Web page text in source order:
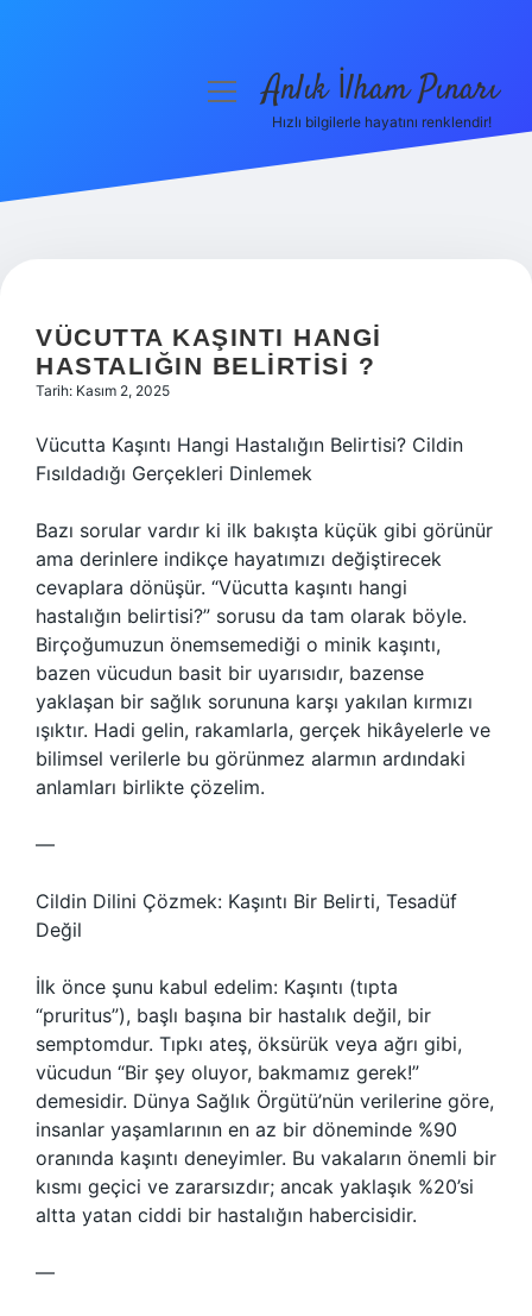
Hakkımızda
menüyüAnlık İlham Pınarı
Hızlı bilgilerle hayatını renklendir!
VÜCUTTA KAŞINTI HANGI
HASTALIĞIN BELIRTISI ?
Tarih: Kasım 2, 2025
Vücutta Kaşıntı Hangi Hastalığın Belirtisi? Cildin
Fısıldadığı Gerçekleri Dinlemek
Bazı sorular vardır ki ilk bakışta küçük gibi görünür
ama derinlere indikçe hayatımızı değiştirecek
cevaplara dönüşür. “Vücutta kaşıntı hangi
hastalığın belirtisi?” sorusu da tam olarak böyle.
Birçoğumuzun önemsemediği o minik kaşıntı,
bazen vücudun basit bir uyarısıdır, bazense
yaklaşan bir sağlık sorununa karşı yakılan kırmızı
ışıktır. Hadi gelin, rakamlarla, gerçek hikâyelerle ve
bilimsel verilerle bu görünmez alarmın ardındaki
anlamları birlikte çözelim.
—
Cildin Dilini Çözmek: Kaşıntı Bir Belirti, Tesadüf
Değil
İlk önce şunu kabul edelim: Kaşıntı (tıpta
“pruritus”), başlı başına bir hastalık değil, bir
semptomdur. Tıpkı ateş, öksürük veya ağrı gibi,
vücudun “Bir şey oluyor, bakmamız gerek!”
demesidir. Dünya Sağlık Örgütü’nün verilerine göre,
insanlar yaşamlarının en az bir döneminde %90
oranında kaşıntı deneyimler. Bu vakaların önemli bir
kısmı geçici ve zararsızdır; ancak yaklaşık %20’si
altta yatan ciddi bir hastalığın habercisidir.
—